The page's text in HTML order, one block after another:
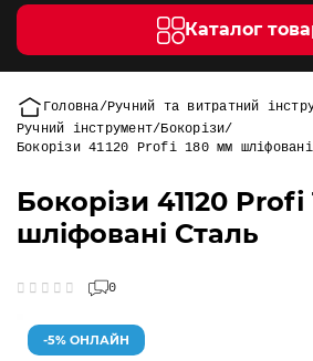
Каталог
Головна Ручний та витратний
Ручний інструмент Бокорізи
Бокорізи 41120 Profi 180 мм
Бокорізи 41120
шліфовані Сталь
0
-5% ОНЛАЙН